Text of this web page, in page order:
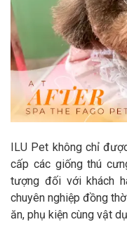
LIÊN HỆ
ILU Pet không chỉ
cấp các giống thú
tượng đối với khách
chuyên nghiệp đồng
ăn, phụ kiện cùng vật